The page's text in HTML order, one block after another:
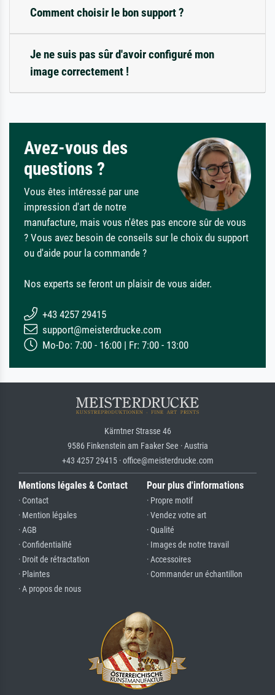
Comment choisir le bon support ?
Je ne suis pas sûr d'avoir configuré mon
image correctement !
Avez-vous des
questions ?
Vous êtes intéressé par une
impression d'art de notre
manufacture, mais vous n'êtes pas encore sûr de vous
? Vous avez besoin de conseils sur le choix du support
ou d'aide pour la commande ?
Nos experts se feront un plaisir de vous aider.
+43 4257 29415
support@meisterdrucke.com
Mo-Do: 7:00 - 16:00 | Fr: 7:00 - 13:00
Kärntner Strasse 46
9586 Finkenstein am Faaker See · Austria
+43 4257 29415 · office@meisterdrucke.com
Mentions légales & Contact
· Contact
· Mention légales
· AGB
· Confidentialité
· Droit de rétractation
· Plaintes
· A propos de nous
Pour plus d'informations
· Propre motif
· Vendez votre art
· Qualité
· Images de notre travail
· Accessoires
· Commander un échantillon